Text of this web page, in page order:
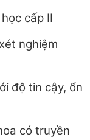
cấp II
nghiệm
độ tin cậy, ổn
có truyền